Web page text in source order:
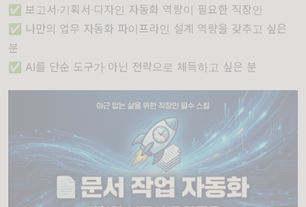
✅ 보고서·기획서·디자인 자동화 역량이 필요한 직장인
✅ 나만의 업무 자동화 파이프라인 설계 역량을 갖추고 싶은
분
✅ AI를 단순 도구가 아닌 전략으로 체득하고 싶은 분